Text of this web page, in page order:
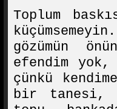
Toplum
gözümün
efendim
çünkü
bir tanesi,